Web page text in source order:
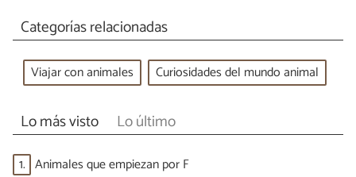
Categorías relacionadas
Viajar con animales Curiosidades del mundo animal
Lo más visto Lo último
1. Animales que empiezan por F